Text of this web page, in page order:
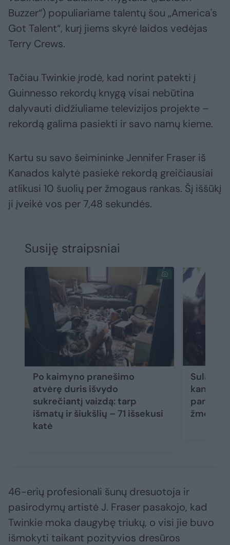
Buzzer“) populiariame talentų šou „America's
Got Talent“, kurį jiems skyrė laidos vedėjas
Terry Crews.
Tačiau Twinkie įrodė, kad norint patekti į
Guinnesso rekordų knygą visai nebūtina
dalyvauti didžiuliame televizijos projekte –
rekordą galima pasiekti ir savo namų kieme.
Kartu su savo šeimininke Jennifer Fraser iš
Kanados kalytė pasiekė rekordą greičiausiai
atlikusi 10 šuolių per žmogaus rankas. Šį iššūkį
ji įveikė vos per 7,48 sekundės.
Susiję straipsniai
Po kaimyno pranešimo
atvėrę duris išvydo
sukrečiantį vaizdą: tarp
išmatų ir šiukšlių – 71 išsekusi
katė
žmonės
46-erių profesionali šunų dresuotoja ir
pasirodymų artistė J. Fraser pasakojo, kad
Twinkie moka daugybę triukų, o visi jie buvo
išmokyti taikant pozityvios dresūros